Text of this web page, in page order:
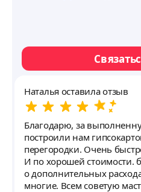
Наталья оставила отзыв
Благодарю, за
построили нам
перегородки. Очень
И по хорошей стоимости.
о дополнительных
многие. Всем советую